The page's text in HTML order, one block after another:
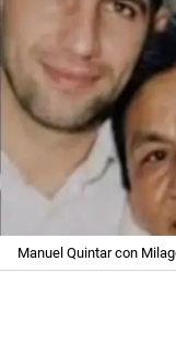
Manuel Quintar con